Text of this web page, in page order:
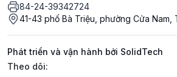
84-24-39342724
41-43 phố Bà Triệu, phường Cửa Nam,
Phát triển và vận hành bởi SolidTech
Mạng xã hội
Theo dõi: